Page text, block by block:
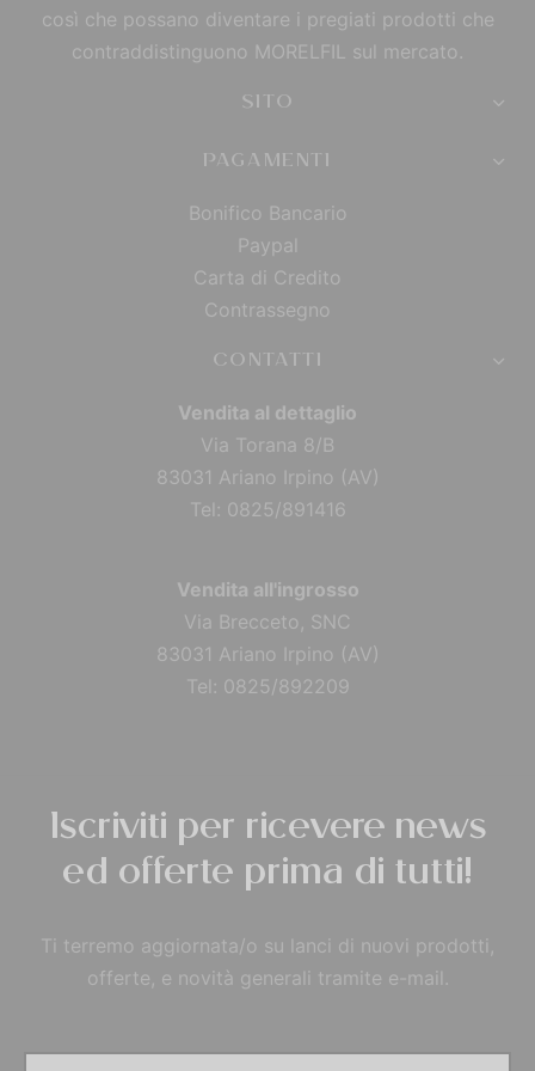
così che possano diventare i pregiati prodotti che
contraddistinguono MORELFIL sul mercato.
SITO
PAGAMENTI
Bonifico Bancario
Paypal
Carta di Credito
Contrassegno
CONTATTI
Vendita al dettaglio
Via Torana 8/B
83031 Ariano Irpino (AV)
Tel: 0825/891416
Vendita all'ingrosso
Via Brecceto, SNC
83031 Ariano Irpino (AV)
Tel: 0825/892209
Iscriviti per ricevere news
ed offerte prima di tutti!
Ti terremo aggiornata/o su lanci di nuovi prodotti,
offerte, e novità generali tramite e-mail.